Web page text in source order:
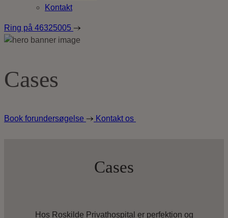
Kontakt
Ring på 46325005
Cases
Book forundersøgelse Kontakt os
Cases
Hos Roskilde Privathospital er perfektion og